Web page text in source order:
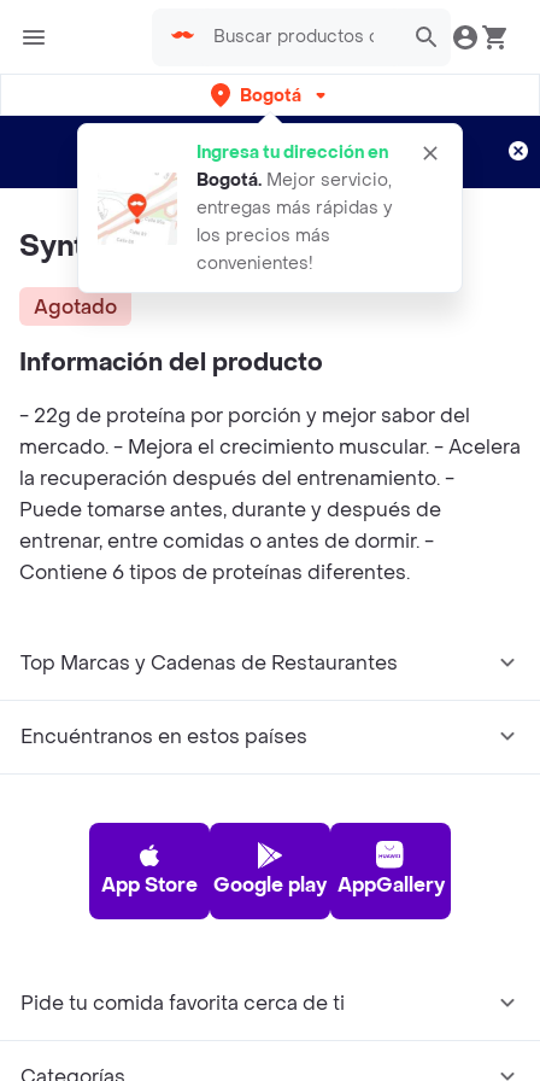
Bogotá
Ingresa tu dirección en
Bogotá. Mejor servicio,
entregas más rápidas y
los precios más
convenientes!
envíos gratis por semanas
Aplican TyC
Syntha 6 5 Libras Vainilla BSN
Agotado
Información del producto
- 22g de proteína por porción y mejor sabor del
mercado. - Mejora el crecimiento muscular. - Acelera
la recuperación después del entrenamiento. -
Puede tomarse antes, durante y después de
entrenar, entre comidas o antes de dormir. -
Contiene 6 tipos de proteínas diferentes.
Top Marcas y Cadenas de Restaurantes
Encuéntranos en estos países
App Store Google play AppGallery
Pide tu comida favorita cerca de ti